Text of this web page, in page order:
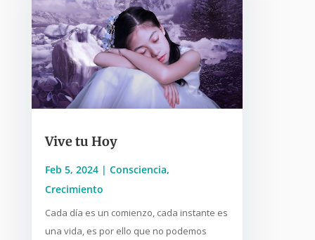
Vive tu Hoy
Feb 5, 2024| Consciencia,
Crecimiento
Cada día es un comienzo, cada instante es
una vida, es por ello que no podemos